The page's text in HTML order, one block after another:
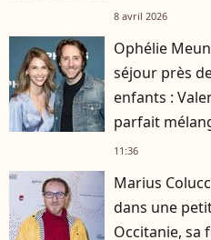
8 avril 2026
Ophélie
séjour près
enfants :
parfait
11:36
Marius
dans une
Occitanie, sa